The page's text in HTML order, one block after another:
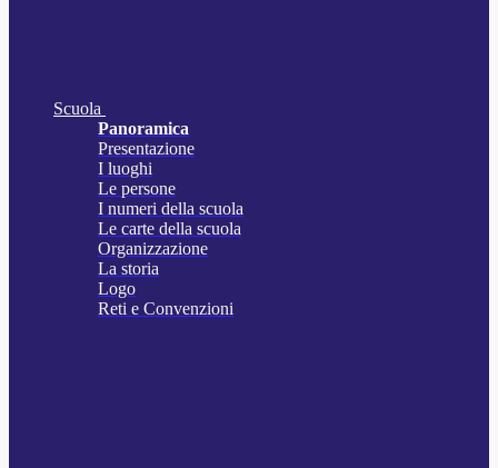
Scuola
Panoramica
Presentazione
I luoghi
Le persone
I numeri della scuola
Le carte della scuola
Organizzazione
La storia
Logo
Reti e Convenzioni